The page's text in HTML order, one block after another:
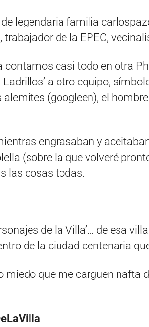
legendaria familia
trabajador de la EPEC,
contamos casi todo en otra
Ladrillos’ a otro equipo,
(googleen), el
engrasaban y
(sobre la que volveré
las cosas todas.
de la Villa’… de esa
de la ciudad centenaria
miedo que me carguen nafta